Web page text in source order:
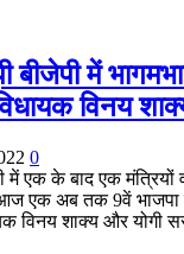
में
विनय
0
में एक के बाद एक मंत्रियों
एक अब तक 9वें भाजपा
विनय शाक्य और योगी